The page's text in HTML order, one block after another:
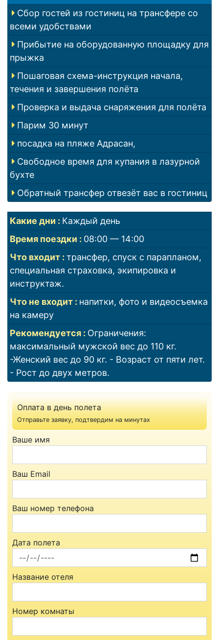
Сбор гостей из гостиниц на трансфере со
всеми удобствами
Прибытие на оборудованную площадку для
прыжка
Пошаговая схема-инструкция начала,
течения и завершения полёта
Проверка и выдача снаряжения для полёта
Парим 30 минут
посадка на пляже Адрасан,
Свободное время для купания в лазурной
бухте
Обратный трансфер отвезёт вас в гостиниц
Какие дни
Каждый день
Время поездки
08:00 — 14:00
Что входит
трансфер, спуск с парапланом,
специальная страховка, экипировка и
инструктаж.
Что не входит
напитки, фото и видеосъемка
на камеру
Рекомендуется
Ограничения:
максимальный мужской вес до 110 кг.
-Женский вес до 90 кг. - Возраст от пяти лет.
- Рост до двух метров.
Оплата в день полета
Отправьте заявку, подтвердим на минутах
Ваше имя
Ваш Email
Ваш номер телефона
Дата полета
Название отеля
Номер комнаты